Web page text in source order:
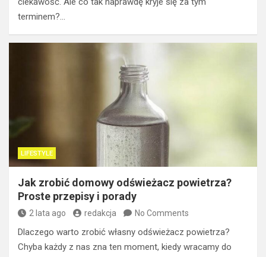
terminem?…
LIFESTYLE
Jak zrobić domowy odświeżacz powietrza?
Proste przepisy i porady
2 lata ago redakcja No Comments
Dlaczego warto zrobić własny odświeżacz powietrza?
Chyba każdy z nas zna ten moment, kiedy wracamy do